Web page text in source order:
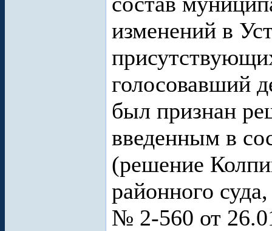
изменений в
голосовавший
был признан
введенным в
(решение
районного
№ 2-560 от